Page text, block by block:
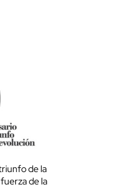
de la
de la